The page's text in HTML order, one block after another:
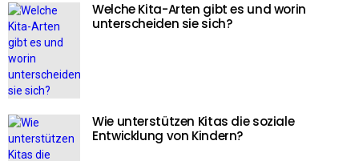
Welche Kita-Arten gibt es und worin
unterscheiden sie sich?
Wie unterstützen Kitas die soziale
Entwicklung von Kindern?